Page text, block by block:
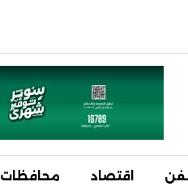
الفن اقتصاد محافظات